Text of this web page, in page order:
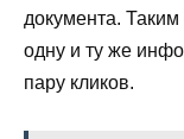
документа.
одну и ту же
пару кликов.